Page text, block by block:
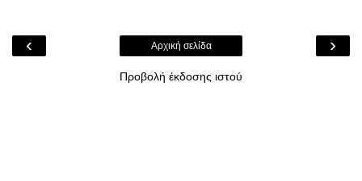
‹ ›
Αρχική σελίδα
Προβολή έκδοσης ιστού